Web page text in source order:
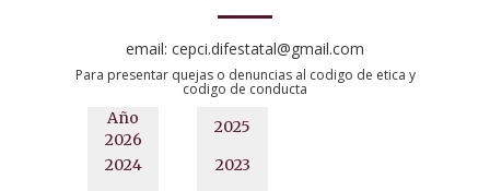
email: cepci.difestatal@gmail.com
Para presentar quejas o denuncias al codigo de etica y
codigo de conducta
Año
2026
2025
2024
2023